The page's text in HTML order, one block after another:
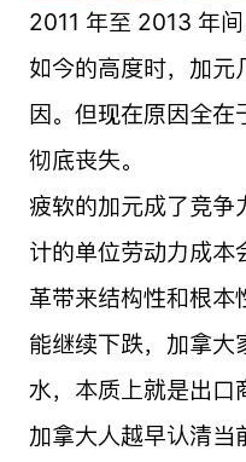
2011 年至 2013 年
如今的高度时，加元
因。但现在原因全在
彻底丧失。
疲软的加元成了竞争
计的单位劳动力成本
革带来结构性和根本
能继续下跌，加拿大
水，本质上就是出口
加拿大人越早认清当